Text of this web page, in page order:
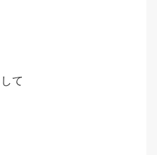
て